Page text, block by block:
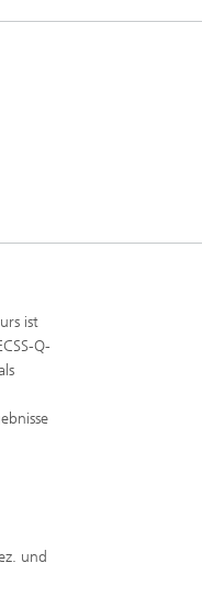
ist
Q-
und